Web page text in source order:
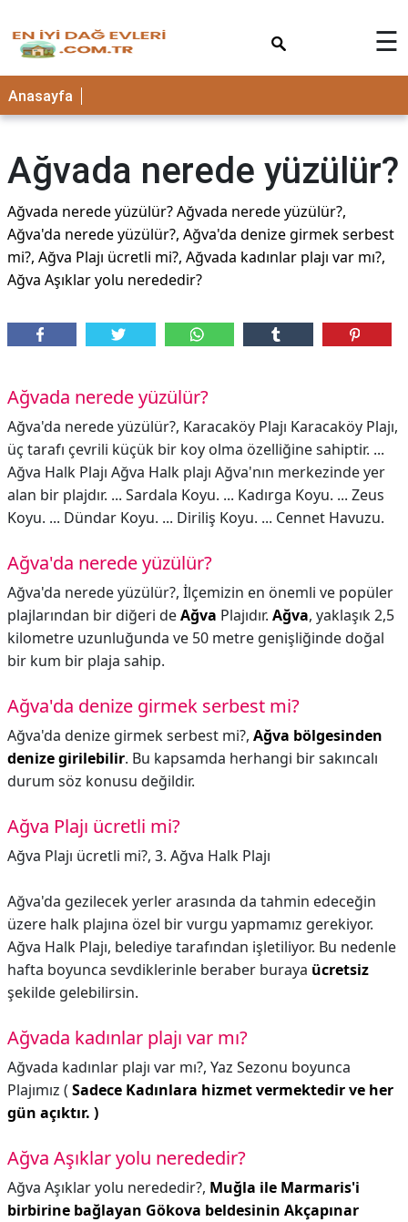
☰
Anasayfa
Ağvada nerede yüzülür?
Ağvada nerede yüzülür? Ağvada nerede yüzülür?,
Ağva'da nerede yüzülür?, Ağva'da denize girmek serbest
mi?, Ağva Plajı ücretli mi?, Ağvada kadınlar plajı var mı?,
Ağva Aşıklar yolu nerededir?
Ağvada nerede yüzülür?
Ağva'da nerede yüzülür?, Karacaköy Plajı Karacaköy Plajı,
üç tarafı çevrili küçük bir koy olma özelliğine sahiptir. ...
Ağva Halk Plajı Ağva Halk plajı Ağva'nın merkezinde yer
alan bir plajdır. ... Sardala Koyu. ... Kadırga Koyu. ... Zeus
Koyu. ... Dündar Koyu. ... Diriliş Koyu. ... Cennet Havuzu.
Ağva'da nerede yüzülür?
Ağva'da nerede yüzülür?, İlçemizin en önemli ve popüler
plajlarından bir diğeri deAğva Plajıdır. Ağva, yaklaşık 2,5
kilometre uzunluğunda ve 50 metre genişliğinde doğal
bir kum bir plaja sahip.
Ağva'da denize girmek serbest mi?
Ağva'da denize girmek serbest mi?, Ağva bölgesinden
denize girilebilir. Bu kapsamda herhangi bir sakıncalı
durum söz konusu değildir.
Ağva Plajı ücretli mi?
Ağva Plajı ücretli mi?, 3. Ağva Halk Plajı
Ağva'da gezilecek yerler arasında da tahmin edeceğin
üzere halk plajına özel bir vurgu yapmamız gerekiyor.
Ağva Halk Plajı, belediye tarafından işletiliyor. Bu nedenle
hafta boyunca sevdiklerinle beraber buraya ücretsiz
şekilde gelebilirsin.
Ağvada kadınlar plajı var mı?
Ağvada kadınlar plajı var mı?, Yaz Sezonu boyunca
Plajımız ( Sadece Kadınlara hizmet vermektedir ve her
gün açıktır. )
Ağva Aşıklar yolu nerededir?
Ağva Aşıklar yolu nerededir?, Muğla ile Marmaris'i
birbirine bağlayan Gökova beldesinin Akçapınar